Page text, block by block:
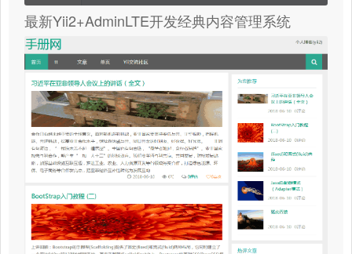
最新Yii2+AdminLTE开发经典内容管理系统